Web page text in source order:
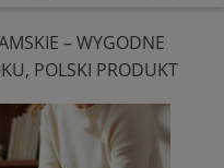
– WYGODNE
POLSKI PRODUKT